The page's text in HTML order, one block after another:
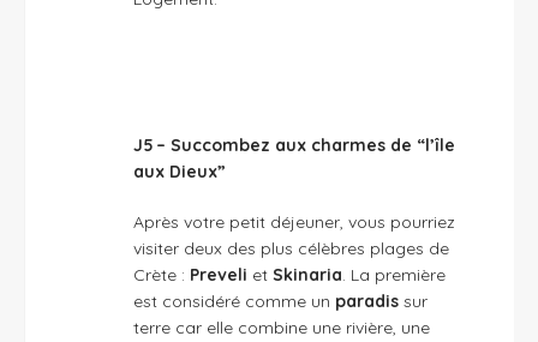
J5 – Succombez aux charmes de “l’île
aux Dieux”
Après votre petit déjeuner, vous pourriez
visiter deux des plus célèbres plages de
Crète : Preveli et Skinaria. La première
est considéré comme un paradissur
terre car elle combine une rivière, une